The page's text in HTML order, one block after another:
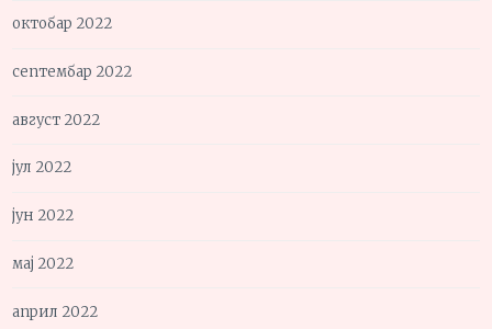
октобар 2022
септембар 2022
август 2022
јул 2022
јун 2022
мај 2022
април 2022